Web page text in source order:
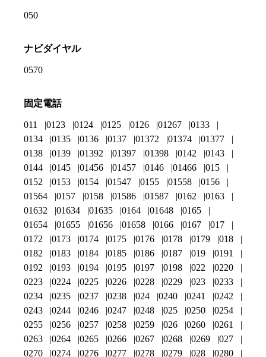
050
ナビダイヤル
0570
固定電話
011 0123 0124 0125 0126 01267
0133
0134
0135 0136 0137 01372 01374
01377
0138
0139 01392 01397 01398 0142
0143
0144
0145 01456 01457 0146 01466
015
0152
0153 0154 01547 0155 01558
0156
01564
0157 0158 01586 01587 0162
0163
01632
01634 01635 0164 01648
0165
01654
01655 01656 01658 0166 0167
017
0172
0173 0174 0175 0176 0178 0179
018
0182
0183 0184 0185 0186 0187 019
0191
0192
0193 0194 0195 0197 0198 022
0220
0223
0224 0225 0226 0228 0229 023
0233
0234
0235 0237 0238 024 0240 0241
0242
0243
0244 0246 0247 0248 025 0250
0254
0255
0256 0257 0258 0259 026 0260
0261
0263
0264 0265 0266 0267 0268 0269
027
0270
0274 0276 0277 0278 0279 028 0280